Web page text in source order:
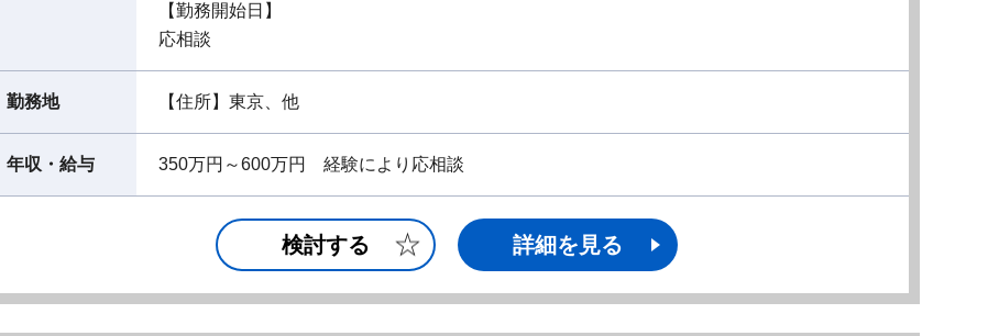
【勤務開始日】
応相談
勤務地 【住所】東京、他
年収・給与 350万円～600万円 経験により応相談
検討する 詳細を見る